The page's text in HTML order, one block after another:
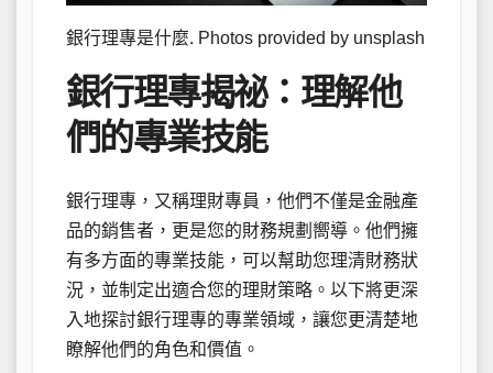
銀行理專是什麼. Photos provided by unsplash
銀行理專揭祕：理解他
們的專業技能
銀行理專，又稱理財專員，他們不僅是金融產
品的銷售者，更是您的財務規劃嚮導。他們擁
有多方面的專業技能，可以幫助您理清財務狀
況，並制定出適合您的理財策略。以下將更深
入地探討銀行理專的專業領域，讓您更清楚地
瞭解他們的角色和價值。